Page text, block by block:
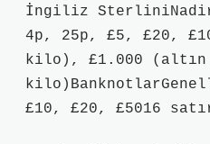
İngiliz
4p, 25p, £5, £20,
kilo), £1.000 (altın
£10, £20, £5016